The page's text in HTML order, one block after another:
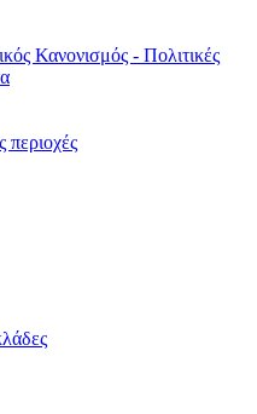
Κανονισμός - Πολιτικές
περιοχές